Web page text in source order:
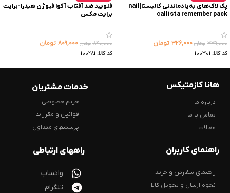
پک لاک‌های به‌یاد‌ماندنی کالیستا|nail
callista remember pack
۳۳۹,۰۰۰ تومان ۳۲۶,۰۰۰ تومان
کد کالا: 100301
فلویید ضد آفتاب آکوا فیوژن هیدرا-برایت
برایت مکس
۸۴۰,۰۰۰ تومان ۸۰۹,۰۰۰ تومان
کد کالا: 100281
هانا کازمتیکس
درباره ما
تماس با ما
مقالات
خدمات مشتریان
حریم خصوصی
قوانین و مقررات
پرسشهای متداول
راهنمای کاربران
راهنمای سفارش و خرید
نحوه ارسال و تحویل کالا
راههای ارتباطی
واتساپ
تلگرام